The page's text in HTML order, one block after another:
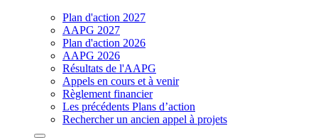
Plan d'action 2027
AAPG 2027
Plan d'action 2026
AAPG 2026
Résultats de l'AAPG
Appels en cours et à venir
Règlement financier
Les précédents Plans d’action
Rechercher un ancien appel à projets